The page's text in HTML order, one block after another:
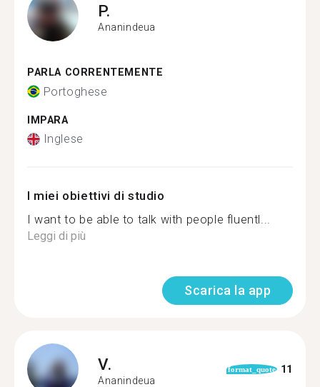
P.
Ananindeua
PARLA CORRENTEMENTE
Portoghese
IMPARA
Inglese
I miei obiettivi di studio
I want to be able to talk with people fluentl...
Leggi di più
Scarica la app
V.
Ananindeua
format_quote 11